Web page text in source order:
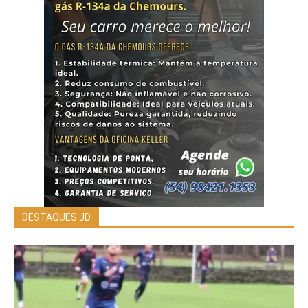
DESTAQUES JD